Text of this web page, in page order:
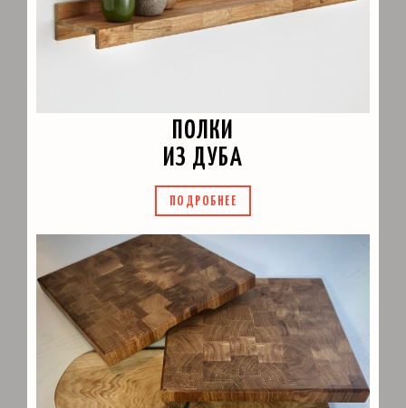
ПОЛКИ
ИЗ ДУБА
ПОДРОБНЕЕ